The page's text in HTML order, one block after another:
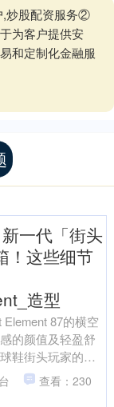
,炒股配资服务②
为客户提供安
和定制化金融服
一代「街头
！这些细节
造型
87的横空
的颜值及轻盈舒
鞋街头玩家的追
，哪怕当下....
查看：230